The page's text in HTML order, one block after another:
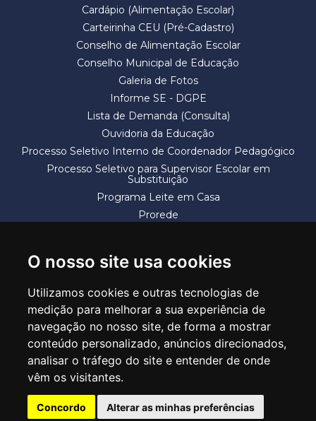
O nosso site usa cookies
Utilizamos cookies e outras tecnologias de
medição para melhorar a sua experiência de
navegação no nosso site, de forma a mostrar
conteúdo personalizado, anúncios direcionados,
analisar o tráfego do site e entender de onde
vêm os visitantes.
Concordo Alterar as minhas preferências
Cardápio (Alimentação Escolar)
Carteirinha CEU (Pré-Cadastro)
Conselho de Alimentação Escolar
Conselho Municipal de Educação
Galeria de Fotos
Informe SE - DGPE
Lista de Demanda (Consulta)
Ouvidoria da Educação
Processo Seletivo Interno de Coordenador Pedagógico
Processo Seletivo para Supervisor Escolar em
Substituição
Programa Leite em Casa
Prorede
SECRETARIA DE EDUCAÇÃO
Rua Claudino Barbosa, 313 - Macedo - Guarulhos/SP CEP 07113-040
Central de Atendimento: *55 11 2475-7300